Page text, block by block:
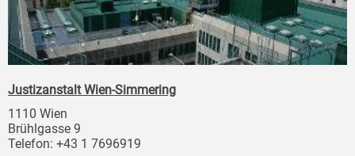
Justizanstalt Wien-Simmering
1110 Wien
Brühlgasse 9
Telefon: +43 1 7696919